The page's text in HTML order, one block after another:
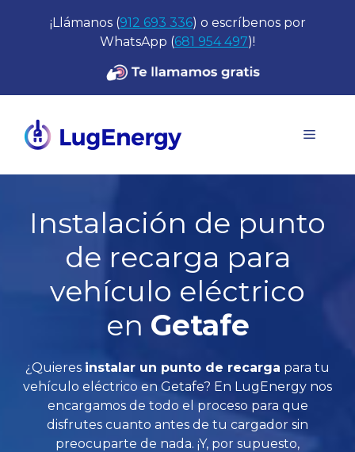
¡Llámanos (912 693 336) o escríbenos por
WhatsApp (681 954 497)!
Menú
Instalación de punto
de recarga para
vehículo eléctrico
en Getafe
¿Quieres instalar un punto de recarga para tu
vehículo eléctrico en Getafe? En LugEnergy nos
encargamos de todo el proceso para que
disfrutes cuanto antes de tu cargador sin
preocuparte de nada. ¡Y, por supuesto,